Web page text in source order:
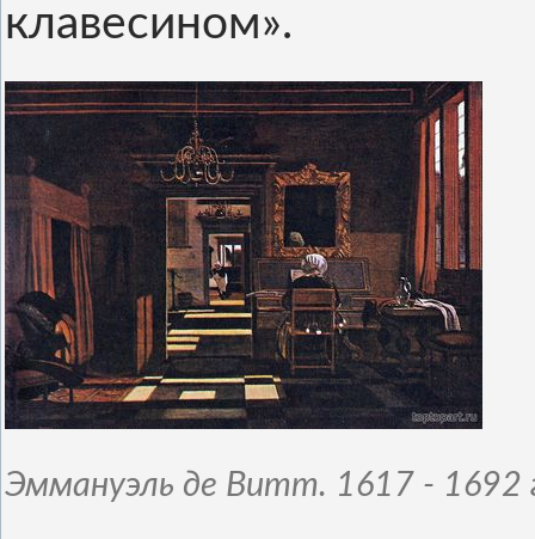
клавесином».
Эммануэль де Витт. 1617 - 1692